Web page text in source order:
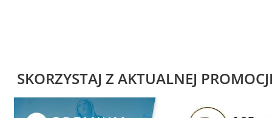
SKORZYSTAJ Z AKTUALNEJ